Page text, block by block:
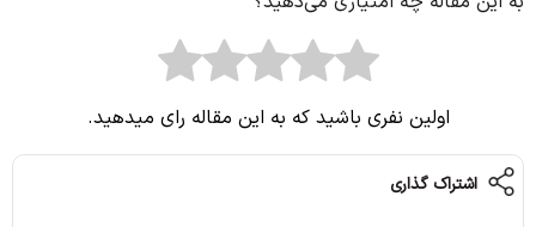
اولین نفری باشید که به این مقاله رای میدهید.
اشتراک گذاری